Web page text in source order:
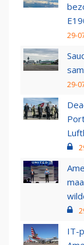
29-
29-
IT-